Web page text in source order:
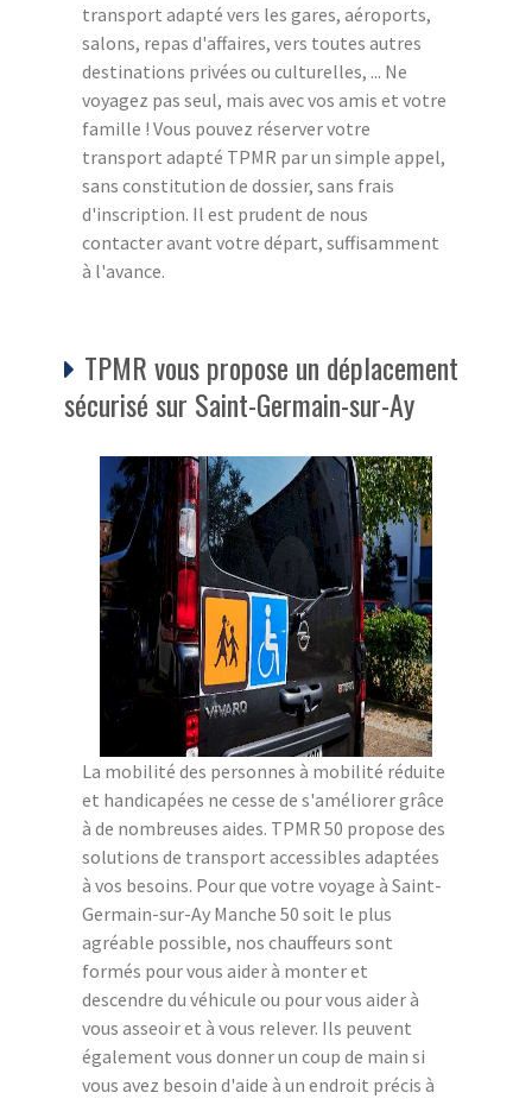
transport adapté vers les gares, aéroports,
salons, repas d'affaires, vers toutes autres
destinations privées ou culturelles, ... Ne
voyagez pas seul, mais avec vos amis et votre
famille ! Vous pouvez réserver votre
transport adapté TPMR par un simple appel,
sans constitution de dossier, sans frais
d'inscription. Il est prudent de nous
contacter avant votre départ, suffisamment
à l'avance.
TPMR vous propose un déplacement
sécurisé sur Saint-Germain-sur-Ay
La mobilité des personnes à mobilité réduite
et handicapées ne cesse de s'améliorer grâce
à de nombreuses aides. TPMR 50 propose des
solutions de transport accessibles adaptées
à vos besoins. Pour que votre voyage à Saint-
Germain-sur-Ay Manche 50 soit le plus
agréable possible, nos chauffeurs sont
formés pour vous aider à monter et
descendre du véhicule ou pour vous aider à
vous asseoir et à vous relever. Ils peuvent
également vous donner un coup de main si
vous avez besoin d'aide à un endroit précis à